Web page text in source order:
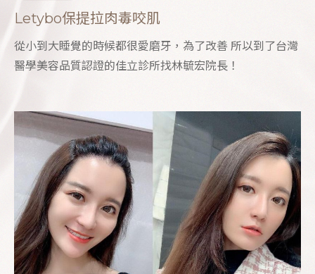
Letybo保提拉肉毒咬肌
從小到大睡覺的時候都很愛磨牙，為了改善 所以到了台灣
醫學美容品質認證的佳立診所找林毓宏院長！